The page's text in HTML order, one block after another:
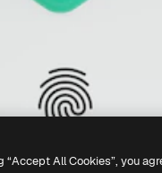
“Accept All Cookies”, you